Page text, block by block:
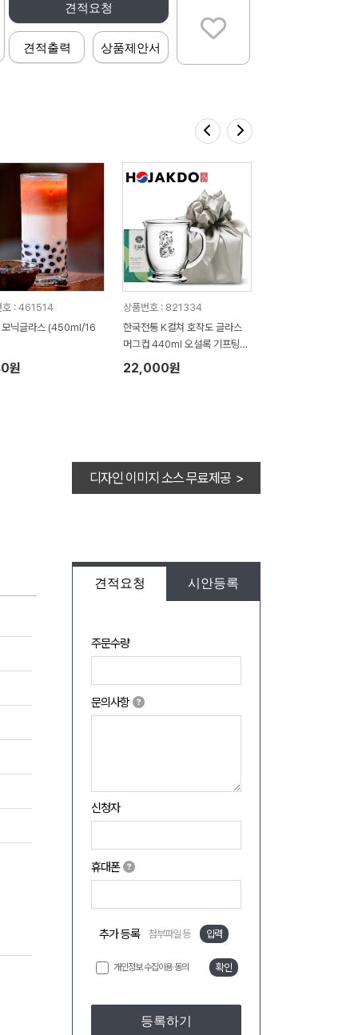
견적요청
견적출력 상품제안서
호 : 461514
닉글라스 (450ml/16
원
상품번호 : 821334
한국전통 K컬쳐 호작도 글라스
머그컵 440ml 오설록 기프팅
(보자기 포장)
22,000원
디자인 이미지 소스 무료제공 >
견적요청 시안등록
주문수량
문의사항
신청자
휴대폰
추가 등록 첨부파일 등 입력
개인정보 수집이용 동의 확인
등록하기